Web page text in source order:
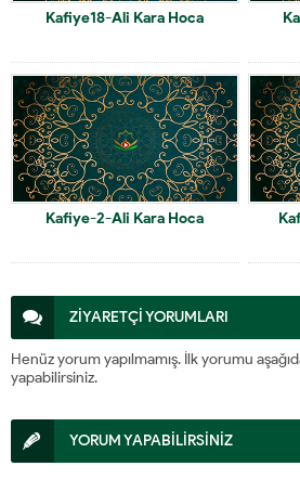
Kafiye18-Ali Kara Hoca
Kafiye-2-Ali Kara Hoca
ZİYARETÇİ YORUMLARI
Henüz yorum yapılmamış. İlk yorumu
yapabilirsiniz.
YORUM YAPABİLİRSİNİZ